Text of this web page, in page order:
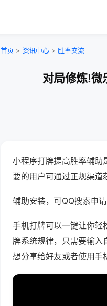
首页 > 资讯中心 > 胜率交流
对局修炼!微
小程序打牌提高胜率辅助
要的用户可通过正规渠道
辅助安装，可QQ搜索申
手机打牌可以一键让你轻
牌系统规律，只需要输入
想分享给好友或者使用手